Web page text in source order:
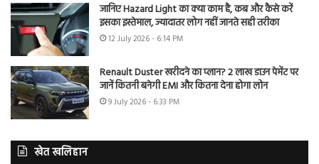
जानिए Hazard Light का क्या काम है, कब और कैसे करें
इसका इस्तेमाल, ज्यादातर लोग नहीं जानते सही तरीका
12 July 2026 - 6:14 PM
Renault Duster खरीदने का प्लान? 2 लाख डाउन पेमेंट पर
जानें कितनी बनेगी EMI और कितना देना होगा लोन
9 July 2026 - 6:33 PM
खेत खलिहान